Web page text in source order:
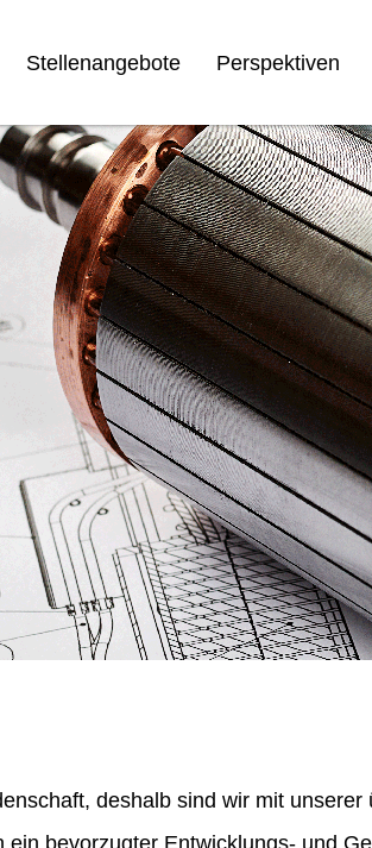
Stellenangebote Perspektiven
deshalb sind wir mit
ein bevorzugter Entwicklungs- und